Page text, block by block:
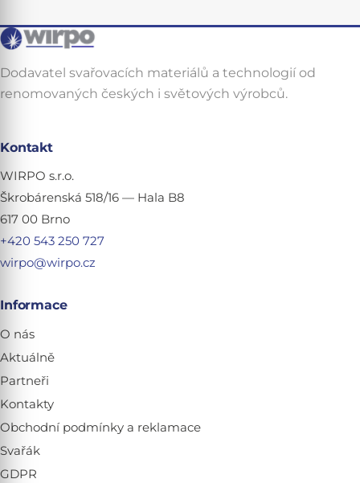
Dodavatel svařovacích materiálů a technologií od
renomovaných českých i světových výrobců.
Kontakt
WIRPO s.r.o.
Škrobárenská 518/16 — Hala B8
617 00 Brno
+420 543 250 727
wirpo@wirpo.cz
Informace
O nás
Aktuálně
Partneři
Kontakty
Obchodní podmínky a reklamace
Svařák
GDPR